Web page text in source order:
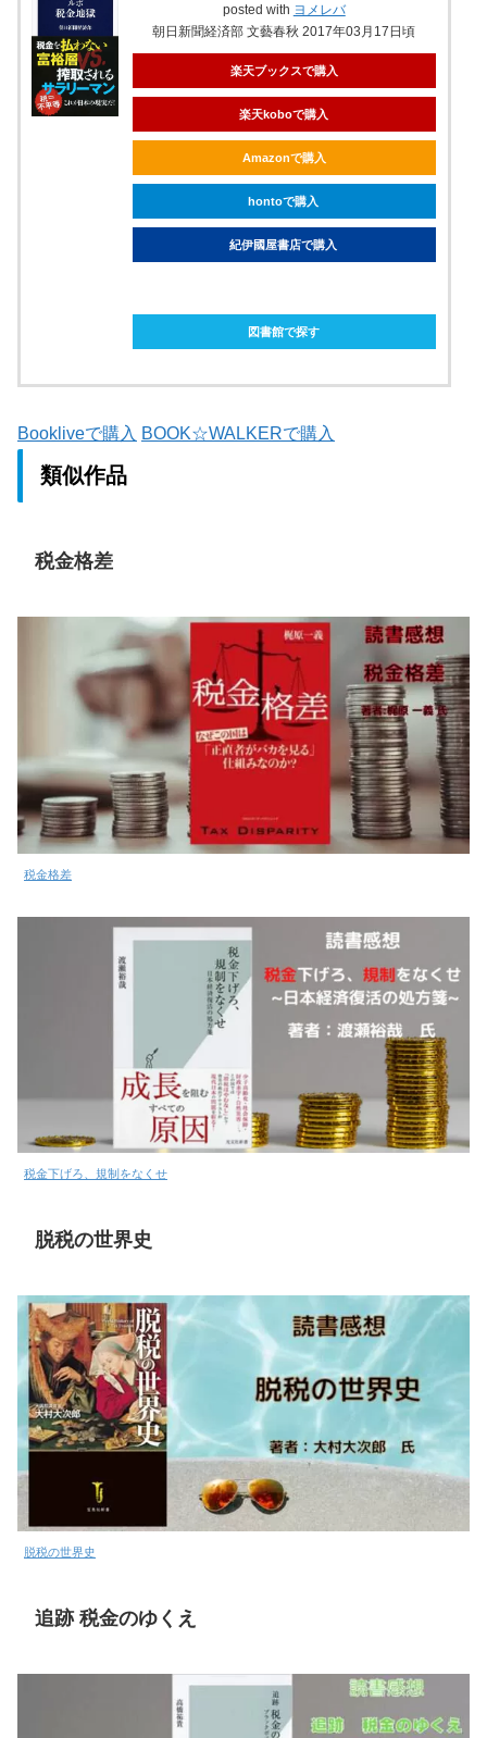
posted with ヨメレバ
朝日新聞経済部 文藝春秋 2017年03月17日頃
楽天ブックスで購入
楽天koboで購入
Amazonで購入
hontoで購入
紀伊國屋書店で購入
図書館で探す
Bookliveで購入 BOOK☆WALKERで購入
類似作品
税金格差
税金格差
税金下げろ、規制をなくせ
脱税の世界史
脱税の世界史
追跡 税金のゆくえ